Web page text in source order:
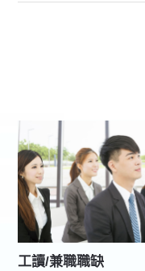
工讀/兼職職缺